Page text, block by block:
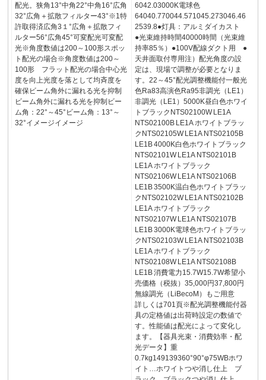
配光。狭角13°中角22°中角16°広角
32°広角＋拡散フィルター43°※1特
許取得済広角3１°広角＋拡散フィ
ルター56°広角45°可変配光可変配
光※角度数値は200～100形スポッ
ト配光の場合※角度数値は200～
100形 フラット配光の場合中心光
度を向上光度を落として均斉度を
確保ビーム角外に漏れる光を抑制
ビーム角外に漏れる光を抑制ビー
ム角：22°～45°ビーム角：13°～
32°イメージイメージ
6042.03000K電球色
64040.770044.571045.273046.46
2539.8●灯具：アルミダイカスト
●光束維持時間40000時間（光束維
持率85％）●100V配線ダクト用 ●
天井面取付専用注）配光角度の設
定は、現場で調整が必要となりま
す。22～45°配光調整機能付一般光
色Ra83高演色Ra95非調光（LE1）
非調光（LE1）5000K昼白色ホワイ
トブラックNTS02100W LE1A
NTS02100B LE1A ホワイトブラッ
クNTS02105W LE1A NTS02105B
LE1B 4000K白色ホワイトブラック
NTS02101W LE1A NTS02101B
LE1A ホワイトブラック
NTS02106W LE1A NTS02106B
LE1B 3500K温白色ホワイトブラッ
クNTS02102W LE1A NTS02102B
LE1A ホワイトブラック
NTS02107W LE1A NTS02107B
LE1B 3000K電球色ホワイトブラッ
クNTS02103W LE1A NTS02103B
LE1A ホワイトブラック
NTS02108W LE1A NTS02108B
LE1B 消費電力15.7W15.7W希望小
売価格（税抜）35,000円37,800円
無線調光（LiBecoM）もご用意
詳しくは701頁※配光調整機能付器
具の定格値は出荷時設定の数値で
す。性能値は配光によって変化し
ます。【器具光束・消費効率・配
光データ】重
0.7kg149139360°90°φ75WBホワ
イト…ホワイトつや消し仕上 ブ